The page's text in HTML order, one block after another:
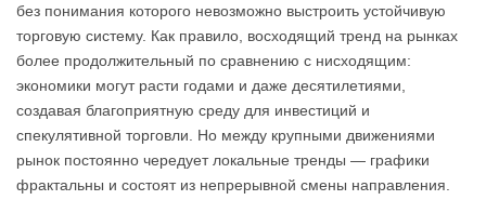
без понимания которого невозможно выстроить устойчивую
торговую систему. Как правило, восходящий тренд на рынках
более продолжительный по сравнению с нисходящим:
экономики могут расти годами и даже десятилетиями,
создавая благоприятную среду для инвестиций и
спекулятивной торговли. Но между крупными движениями
рынок постоянно чередует локальные тренды — графики
фрактальны и состоят из непрерывной смены направления.